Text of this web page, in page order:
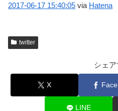
2017-06-17 15:40:05 via Hatena
twitter
シェア
X
LINE